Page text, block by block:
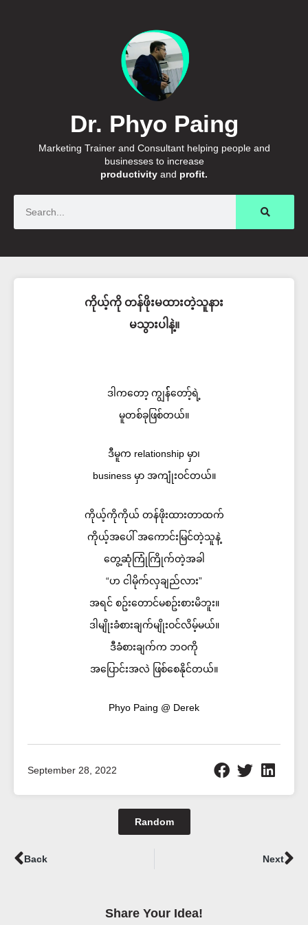
Dr. Phyo Paing
Marketing Trainer and Consultant helping people and
businesses to increase
productivity and profit.
ကိုယ့်ကို တန်ဖိုးမထားတဲ့သူနား
မသွားပါနဲ့။
ဒါကတော့ ကျွန််တော့်ရဲ့
မူတစ်ခုဖြစ်တယ်။
ဒီမူက relationship မှာ၊​
business မှာ အကျုံးဝင်တယ်။
ကိုယ့်ကိုကိုယ် တန်ဖိုးထားတာထက်
ကိုယ့်အပေါ် အကောင်းမြင်တဲ့သူနဲ့
တွေ့ဆုံကြုံကြိုက်တဲ့အခါ
“ဟ ငါမိုက်လှချည်လား”
အရင် စဥ်းတောင်မစဥ်းစားမိဘူး။
ဒါမျိုးခံစားချက်မျိုးဝင်လိမ့်မယ်။
ဒီခံစားချက်က ဘဝကို
အပြောင်းအလဲ ဖြစ်စေနိုင်တယ်။
Phyo Paing @ Derek
September 28, 2022
Random
Prev
Back Next
Share Your Idea!​